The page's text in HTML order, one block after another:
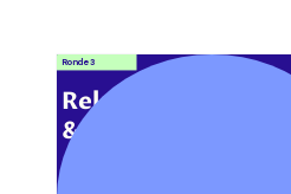
Rekenen
& Taal
Ronde 3